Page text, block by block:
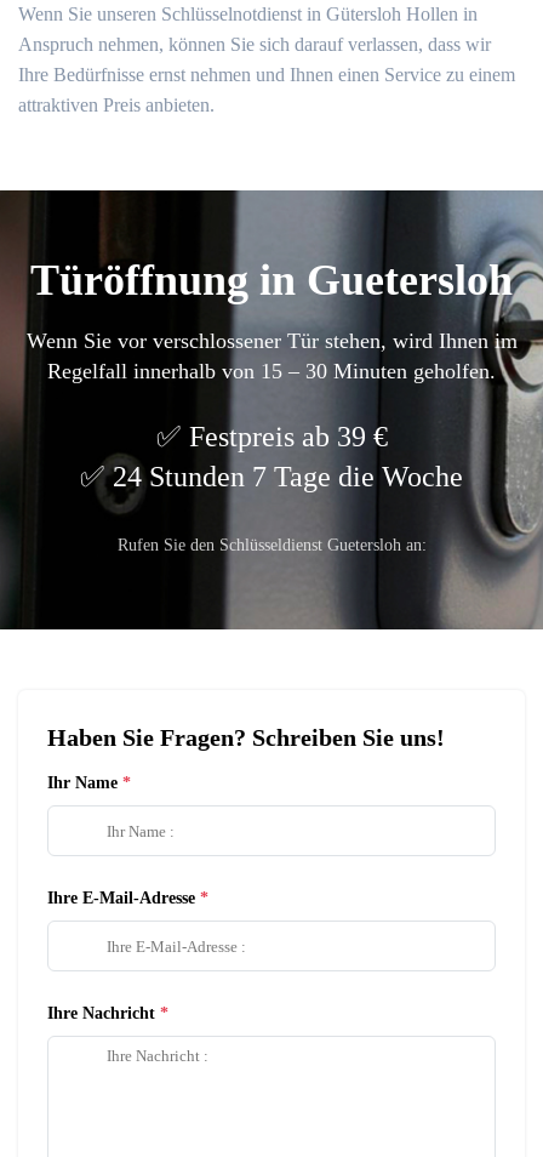
Wenn Sie unseren Schlüsselnotdienst in Gütersloh Hollen in
Anspruch nehmen, können Sie sich darauf verlassen, dass wir
Ihre Bedürfnisse ernst nehmen und Ihnen einen Service zu einem
attraktiven Preis anbieten.
Türöffnung in Guetersloh
Wenn Sie vor verschlossener Tür stehen, wird Ihnen im
Regelfall innerhalb von 15 – 30 Minuten geholfen.
Festpreis ab 39 €
24 Stunden 7 Tage die Woche
Rufen Sie den Schlüsseldienst Guetersloh an:
Haben Sie Fragen? Schreiben Sie uns!
Ihr Name
Ihre E-Mail-Adresse
Ihre Nachricht